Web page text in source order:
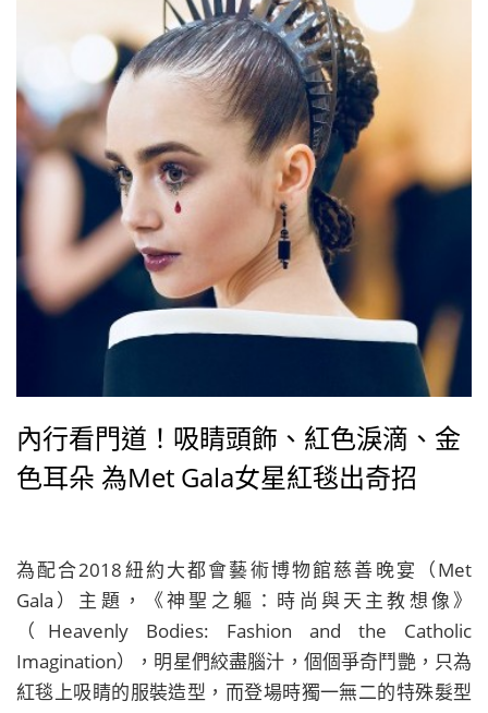
內行看門道！吸睛頭飾、紅色淚滴、金
色耳朵 為Met Gala女星紅毯出奇招
為配合2018紐約大都會藝術博物館慈善晚宴（Met
Gala）主題，《神聖之軀：時尚與天主教想像》
（Heavenly Bodies: Fashion and the Catholic
Imagination），明星們絞盡腦汁，個個爭奇鬥艷，只為
紅毯上吸睛的服裝造型，而登場時獨一無二的特殊髮型